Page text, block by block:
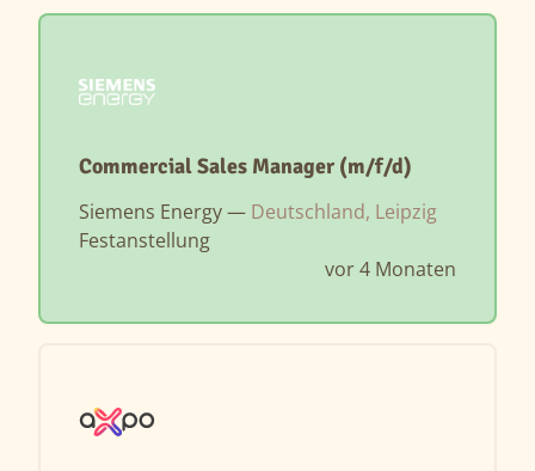
Commercial Sales Manager (m/f/d)
Siemens Energy — Deutschland, Leipzig
Festanstellung
vor 4 Monaten